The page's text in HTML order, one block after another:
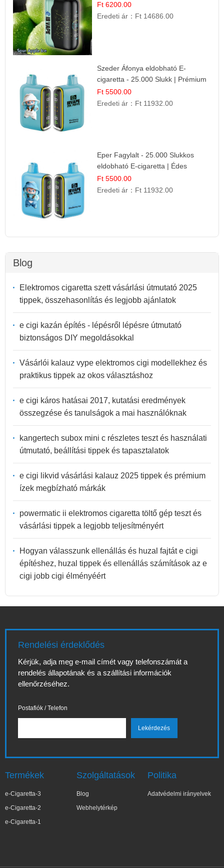
Ft 6200.00
Eredeti ár： Ft 14686.00
Szeder Áfonya eldobható E-
cigaretta - 25.000 Slukk | Prémium
Gyümölcs Íz
Ft 5500.00
Eredeti ár： Ft 11932.00
Eper Fagylalt - 25.000 Slukkos
eldobható E-cigaretta | Édes
Desszert Íz
Ft 5500.00
Eredeti ár： Ft 11932.00
Blog
Elektromos cigaretta szett vásárlási útmutató 2025
tippek, összehasonlítás és legjobb ajánlatok
e cigi kazán építés - lépésről lépésre útmutató
biztonságos DIY megoldásokkal
Vásárlói kalauz vype elektromos cigi modellekhez és
praktikus tippek az okos választáshoz
e cigi káros hatásai 2017, kutatási eredmények
összegzése és tanulságok a mai használóknak
kangertech subox mini c részletes teszt és használati
útmutató, beállítási tippek és tapasztalatok
e cigi likvid vásárlási kalauz 2025 tippek és prémium
ízek megbízható márkák
powermatic ii elektromos cigaretta töltő gép teszt és
vásárlási tippek a legjobb teljesítményért
Hogyan válasszunk ellenállás és huzal fajtát e cigi
építéshez, huzal tippek és ellenállás számítások az e
cigi jobb cigi élményéért
Rendelési érdeklődés
Kérjük, adja meg e-mail címét vagy telefonszámát a
rendelés állapotának és a szállítási információk
ellenőrzéséhez.
Postafiók / Telefon
Termékek
e-Cigaretta-3
e-Cigaretta-2
e-Cigaretta-1
Szolgáltatások
Blog
Webhelytérkép
Politika
Adatvédelmi irányelvek